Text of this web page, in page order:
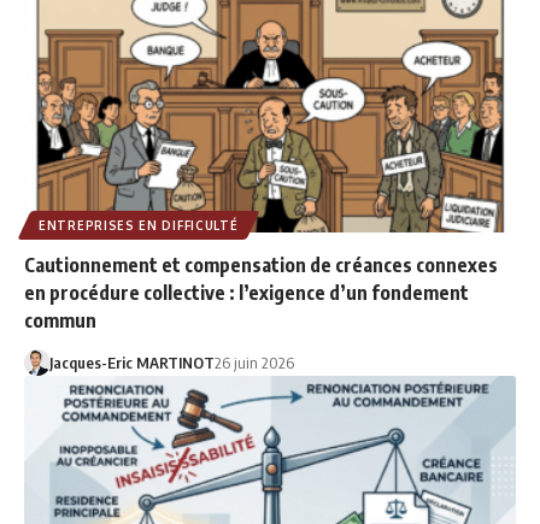
ENTREPRISES EN DIFFICULTÉ
Cautionnement et compensation de créances connexes
en procédure collective : l’exigence d’un fondement
commun
Jacques-Eric MARTINOT26 juin 2026